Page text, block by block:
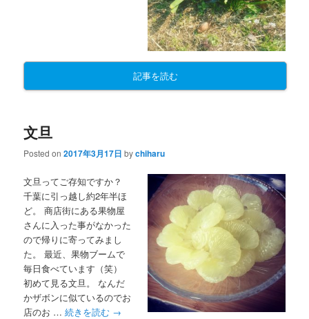
記事を読む
文旦
Posted on2017年3月17日 bychiharu
文旦ってご存知ですか？
千葉に引っ越し約2年半ほ
ど。 商店街にある果物屋
さんに入った事がなかった
ので帰りに寄ってみまし
た。 最近、果物ブームで
毎日食べています（笑）
初めて見る文旦。 なんだ
かザボンに似ているのでお
店のお …続きを読む →